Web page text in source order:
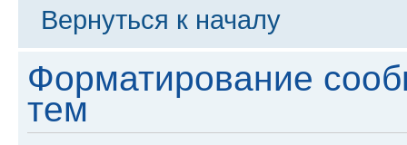
Вернуться к началу
Форматирование
тем